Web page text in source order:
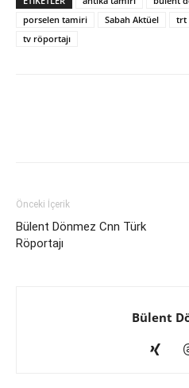
porselen tamiri
Sabah Aktüel trt
tv röportajı
Önceki İçerik
Bülent Dönmez Cnn Türk
Röportajı
Bülent